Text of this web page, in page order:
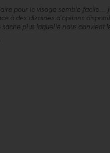
type de peau. Le
pas se tromper
pour le visage semble facile…
à des dizaines d’options
plus laquelle nous convient
à votre peau et à votre
l’erreur.